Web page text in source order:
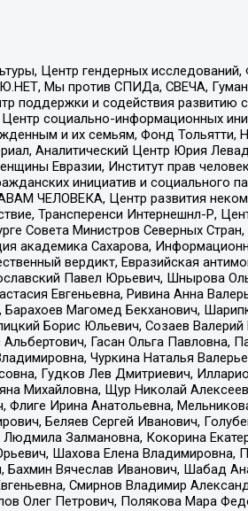
Центр гендерных
Мы против СПИДа, СВЕЧА,
поддержки и содействия развитию
социально-информационных
и их семьям, Фонд Тольятти,
Аналитический Центр Юрия
Евразии, Институт прав
инициатив и социального
ЧЕЛОВЕКА, Центр развития
Трансперенси Интернешнл-Р,
Совета Министров Северных
академика Сахарова,
вердикт, Евразийская
Павел Юрьевич, Шнырова
Евгеньевна, Ривина Анна
Барахоев Магомед Бекханович,
Борис Юльевич, Созаев Валерий
Гасан Ольга Павловна,
Чуркина Наталья
Гудков Лев Дмитриевич,
Михайловна, Щур Николай
Ирина Анатольевна,
Беляев Сергей Иванович,
Залмановна, Кокорина
Шахова Елена Владимировна,
Бахмин Вячеслав Иванович, Шабад
Смирнов Владимир
Олег Петрович, Полякова Мара